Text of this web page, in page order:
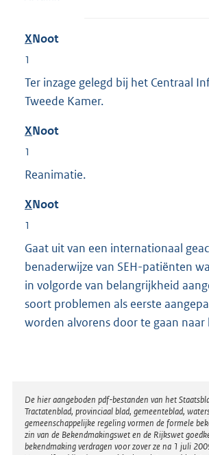
XNoot
1
Ter inzage gelegd bij het Centraal
Tweede Kamer.
XNoot
1
Reanimatie.
XNoot
1
Gaat uit van een internationaal
benaderwijze van SEH-patiënten
in volgorde van belangrijkheid
soort problemen als eerste
worden alvorens door te gaan naar
Disclaimer
De hier aangeboden pdf-bestanden van het
Tractatenblad, provinciaal blad, gemeenteblad,
gemeenschappelijke regeling vormen de formele
zin van de Bekendmakingswet en de Rijkswet
bekendmaking verdragen voor zover ze na 1 juli